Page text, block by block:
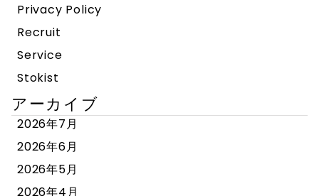
Privacy Policy
Recruit
Service
Stokist
アーカイブ
2026年7月
2026年6月
2026年5月
2026年4月